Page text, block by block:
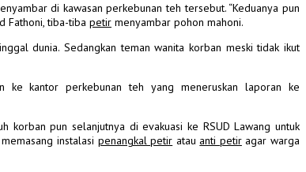
di kawasan perkebunan teh tersebut. “Keduanya pun
Fathoni, tiba-tiba petir menyambar pohon mahoni.
dunia. Sedangkan teman wanita korban meski tidak ikut
ke kantor perkebunan teh yang meneruskan laporan ke
korban pun selanjutnya di evakuasi ke RSUD Lawang untuk
instalasi penangkal petir atau anti petiragar warga